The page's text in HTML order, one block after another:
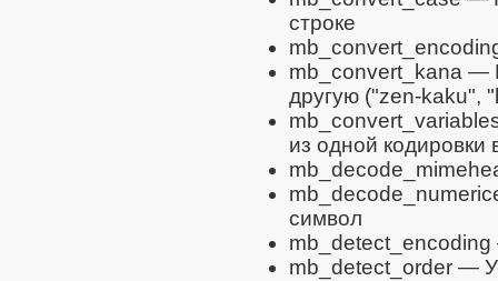
строке
mb_convert_kana —
другую ("zen-kaku",
из одной кодировки
символ
mb_detect_encoding
mb_detect_order —